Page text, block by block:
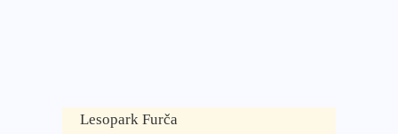
Lesopark Furča